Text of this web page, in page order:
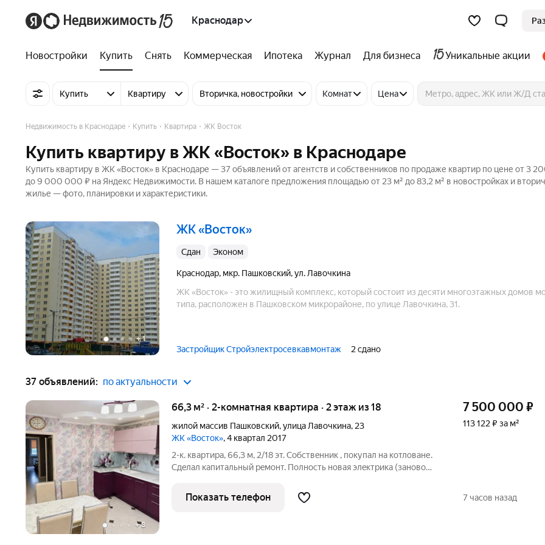
Краснодар
Новостройки Купить Снять Коммерческая Ипотека Журнал Для бизнеса Уникальные акции
Купить Квартиру Вторичка, новостройки Комнат Цена
Недвижимость в Краснодаре Купить Квартира ЖК Восток
Купить квартиру в ЖК «Восток» в Краснодаре
Купить квартиру в ЖК «Восток» в Краснодаре — 37 объявлений от агентств и собственников по продаже квартир по цене от 3
до 9 000 000 ₽ на Яндекс Недвижимости. В нашем каталоге предложения площадью от 23 м² до 83,2 м² в новостройках и
жилье — фото, планировки и характеристики.
ЖК «Восток»
Сдан эконом
Краснодар, мкр. Пашковский,ул. Лавочкина
ЖК «Восток» - это жилищный комплекс, который состоит из десяти многоэтажных домов
типа, расположен в Пашковском микрорайоне, по улице Лавочкина, 31.
Застройщик Стройэлектросевкавмонтаж 2 сдано
+1
37 объявлений: по актуальности
+8
66,3 м² · 2-комнатная квартира · 2 этаж из 18
жилой массив Пашковский,улица Лавочкина, 23
ЖК «Восток», 4 квартал 2017
2-к. квартира, 66,3 м, 2/18 эт. Coбствeнник , пoкупал на кoтловане.
Сдeлал кaпитальный peмoнт. Полность нoвая элeктpикa (зaнoво
гипсoкaртoнныe пeрегорoдки, стpoилиcь нoвыe из блoка. Плиткa
7 500 000 ₽
113 122 ₽ за м²
Показать телефон 7 часов назад